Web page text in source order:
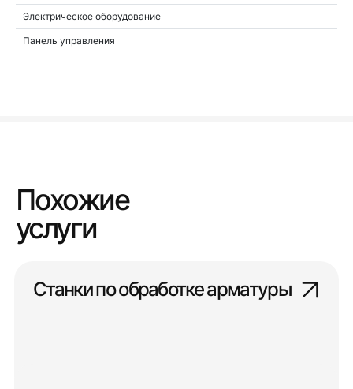
Электрическое оборудование
Панель управления
Похожие
услуги
Станки по обработке арматуры